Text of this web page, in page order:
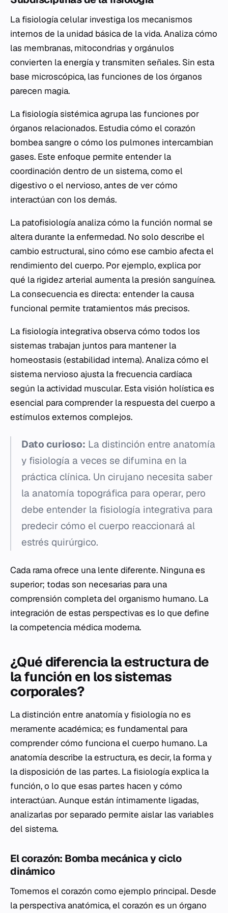
La fisiología celular investiga los mecanismos
internos de la unidad básica de la vida. Analiza cómo
las membranas, mitocondrias y orgánulos
convierten la energía y transmiten señales. Sin esta
base microscópica, las funciones de los órganos
parecen magia.
La fisiología sistémica agrupa las funciones por
órganos relacionados. Estudia cómo el corazón
bombea sangre o cómo los pulmones intercambian
gases. Este enfoque permite entender la
coordinación dentro de un sistema, como el
digestivo o el nervioso, antes de ver cómo
interactúan con los demás.
La patofisiología analiza cómo la función normal se
altera durante la enfermedad. No solo describe el
cambio estructural, sino cómo ese cambio afecta el
rendimiento del cuerpo. Por ejemplo, explica por
qué la rigidez arterial aumenta la presión sanguínea.
La consecuencia es directa: entender la causa
funcional permite tratamientos más precisos.
La fisiología integrativa observa cómo todos los
sistemas trabajan juntos para mantener la
homeostasis (estabilidad interna). Analiza cómo el
sistema nervioso ajusta la frecuencia cardíaca
según la actividad muscular. Esta visión holística es
esencial para comprender la respuesta del cuerpo a
estímulos externos complejos.
Dato curioso: La distinción entre anatomía
y fisiología a veces se difumina en la
práctica clínica. Un cirujano necesita saber
la anatomía topográfica para operar, pero
debe entender la fisiología integrativa para
predecir cómo el cuerpo reaccionará al
estrés quirúrgico.
Cada rama ofrece una lente diferente. Ninguna es
superior; todas son necesarias para una
comprensión completa del organismo humano. La
integración de estas perspectivas es lo que define
la competencia médica moderna.
¿Qué diferencia la estructura de
la función en los sistemas
corporales?
La distinción entre anatomía y fisiología no es
meramente académica; es fundamental para
comprender cómo funciona el cuerpo humano. La
anatomía describe la estructura, es decir, la forma y
la disposición de las partes. La fisiología explica la
función, o lo que esas partes hacen y cómo
interactúan. Aunque están íntimamente ligadas,
analizarlas por separado permite aislar las variables
del sistema.
El corazón: Bomba mecánica y ciclo
dinámico
Tomemos el corazón como ejemplo principal. Desde
la perspectiva anatómica, el corazón es un órgano